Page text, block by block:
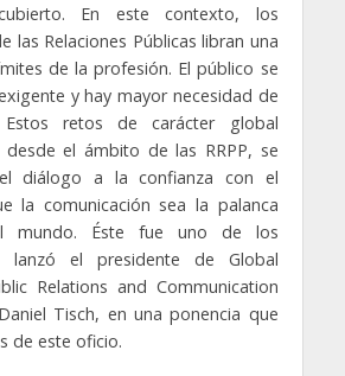
En este contexto, los
las Relaciones Públicas libran una
de la profesión. El público se
y hay mayor necesidad de
Estos retos de carácter global
el ámbito de las RRPP, se
diálogo a la confianza con el
la comunicación sea la palanca
mundo. Éste fue uno de los
lanzó el presidente de Global
Relations and Communication
Tisch, en una ponencia que
de este oficio.